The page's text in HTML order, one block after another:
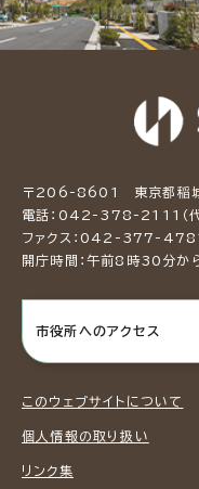
〒206-8601 東京都稲
電話：042-378-2111（代
ファクス：042-377-
開庁時間：午前8時30分か
市役所へのアクセス
このウェブサイトについて
個人情報の取り扱い
リンク集